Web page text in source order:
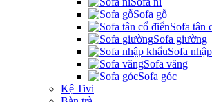
Sofa gỗ
Sofa tân
Sofa giường
Sofa
Sofa văng
Sofa góc
Kệ Tivi